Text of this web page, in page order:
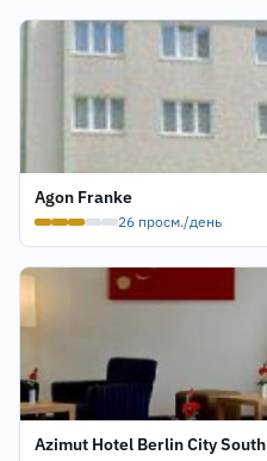
Agon Franke
26 просм./день
Azimut Hotel Berlin City South